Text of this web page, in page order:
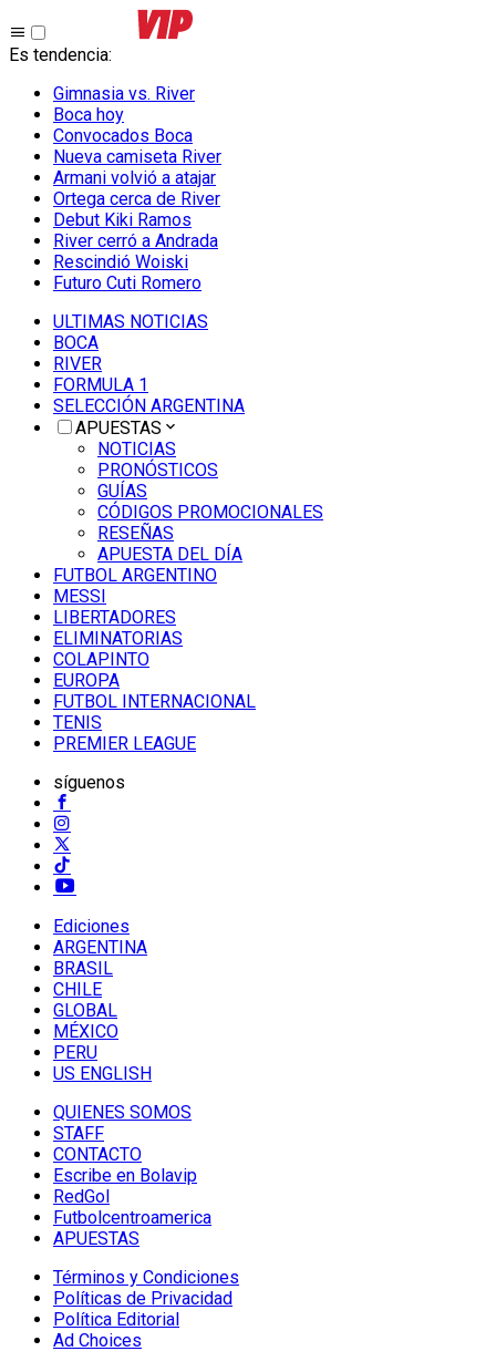
Es tendencia:
Gimnasia vs. River
Boca hoy
Convocados Boca
Nueva camiseta River
Armani volvió a atajar
Ortega cerca de River
Debut Kiki Ramos
River cerró a Andrada
Rescindió Woiski
Futuro Cuti Romero
ULTIMAS NOTICIAS
BOCA
RIVER
FORMULA 1
SELECCIÓN ARGENTINA
APUESTAS
NOTICIAS
PRONÓSTICOS
GUÍAS
CÓDIGOS PROMOCIONALES
RESEÑAS
APUESTA DEL DÍA
FUTBOL ARGENTINO
MESSI
LIBERTADORES
ELIMINATORIAS
COLAPINTO
EUROPA
FUTBOL INTERNACIONAL
TENIS
PREMIER LEAGUE
síguenos
Ediciones
ARGENTINA
BRASIL
CHILE
GLOBAL
MÉXICO
PERU
US ENGLISH
QUIENES SOMOS
STAFF
CONTACTO
Escribe en Bolavip
RedGol
Futbolcentroamerica
APUESTAS
Términos y Condiciones
Políticas de Privacidad
Política Editorial
Ad Choices